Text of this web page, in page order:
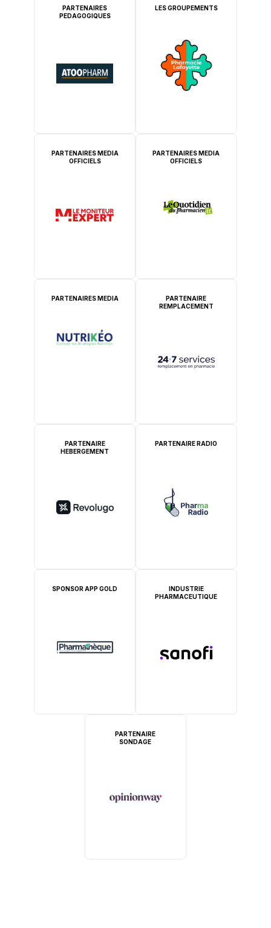
PARTENAIRES
PEDAGOGIQUES
LES GROUPEMENTS
PARTENAIRES MEDIA
OFFICIELS
PARTENAIRES MEDIA
OFFICIELS
PARTENAIRES MEDIA
PARTENAIRE
REMPLACEMENT
PARTENAIRE
HEBERGEMENT
PARTENAIRE RADIO
SPONSOR APP GOLD
INDUSTRIE
PHARMACEUTIQUE
PARTENAIRE
SONDAGE